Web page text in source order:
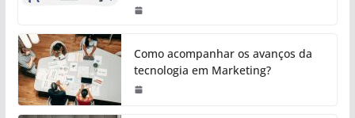
Como acompanhar os avanços da
tecnologia em Marketing?